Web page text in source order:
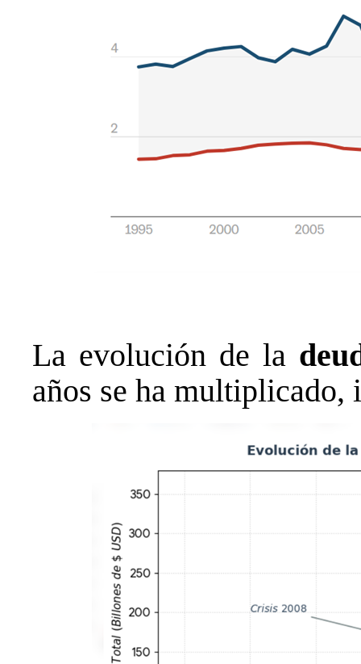
La evolución de la
años se ha multiplicado,